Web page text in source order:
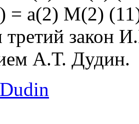
= a(2) M(2)
закон
А.Т. Дудин.